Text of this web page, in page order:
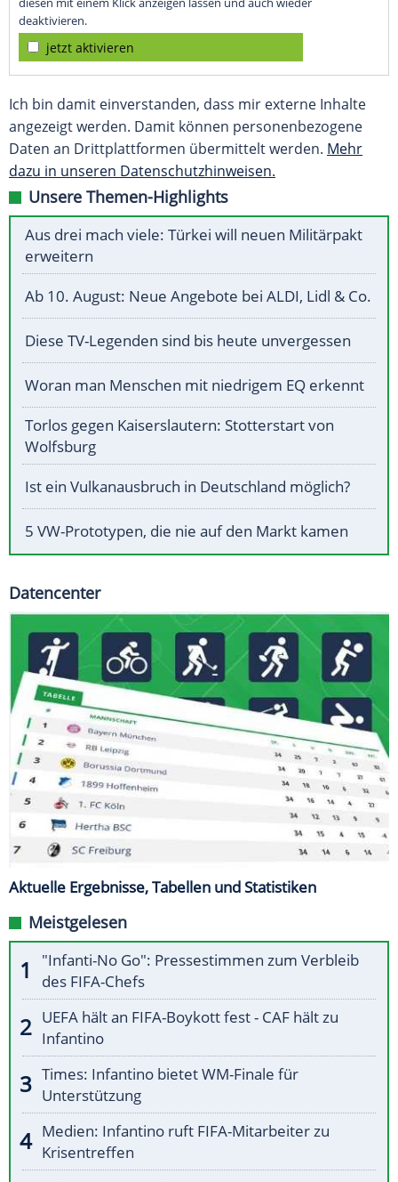
deaktivieren.
jetzt aktivieren
Ich bin damit einverstanden, dass mir externe Inhalte
angezeigt werden. Damit können personenbezogene
Daten an Drittplattformen übermittelt werden. Mehr
dazu in unseren Datenschutzhinweisen.
Unsere Themen-Highlights
Aus drei mach viele: Türkei will neuen Militärpakt
erweitern
Ab 10. August: Neue Angebote bei ALDI, Lidl & Co.
Diese TV-Legenden sind bis heute unvergessen
Woran man Menschen mit niedrigem EQ erkennt
Torlos gegen Kaiserslautern: Stotterstart von
Wolfsburg
Ist ein Vulkanausbruch in Deutschland möglich?
5 VW-Prototypen, die nie auf den Markt kamen
Datencenter
Aktuelle Ergebnisse, Tabellen und Statistiken
Meistgelesen
"Infanti-No Go": Pressestimmen zum Verbleib
des FIFA-Chefs
UEFA hält an FIFA-Boykott fest - CAF hält zu
Infantino
Times: Infantino bietet WM-Finale für
Unterstützung
Medien: Infantino ruft FIFA-Mitarbeiter zu
Krisentreffen